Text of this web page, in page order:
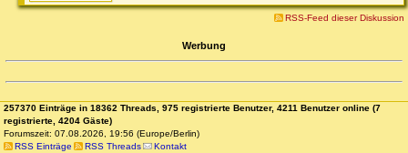
RSS-Feed dieser Diskussion
Werbung
257370 Einträge in 18362 Threads, 975 registrierte Benutzer, 4211 Benutzer online (7
registrierte, 4204 Gäste)
Forumszeit: 07.08.2026, 19:56 (Europe/Berlin)
RSS Einträge
RSS Threads Kontakt